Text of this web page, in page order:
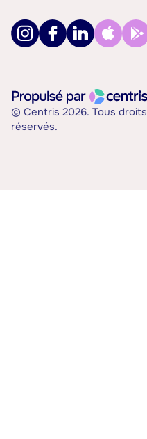
© Centris 2026. Tous droits
réservés.